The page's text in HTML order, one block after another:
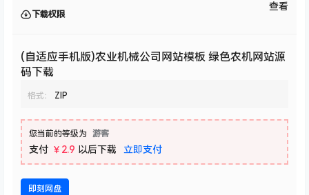
下载权限
查看
(自适应手机版)农业机械公司网站模板 绿色农机网站源
码下载
格式： ZIP
您当前的等级为 游客
支付 ￥2.9 以后下载 立即支付
即刻网盘